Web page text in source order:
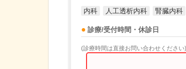
内科 人工透析内科 腎臓内科
診療/受付時間・休診日
(診療時間は直接お問い合わせください)